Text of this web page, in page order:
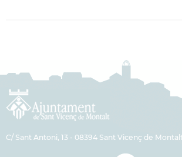
C/ Sant Antoni, 13 - 08394 Sant Vicenç de Montalt